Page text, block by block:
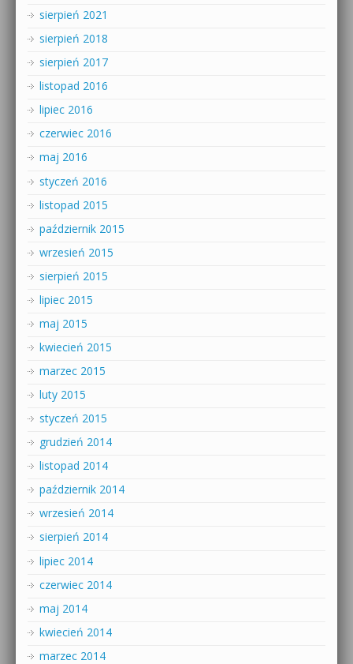
sierpień 2021
sierpień 2018
sierpień 2017
listopad 2016
lipiec 2016
czerwiec 2016
maj 2016
styczeń 2016
listopad 2015
październik 2015
wrzesień 2015
sierpień 2015
lipiec 2015
maj 2015
kwiecień 2015
marzec 2015
luty 2015
styczeń 2015
grudzień 2014
listopad 2014
październik 2014
wrzesień 2014
sierpień 2014
lipiec 2014
czerwiec 2014
maj 2014
kwiecień 2014
marzec 2014